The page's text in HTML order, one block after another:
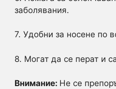
заболявания.
7. Удобни за носене по
8. Могат да се перат и
Внимание: Не се